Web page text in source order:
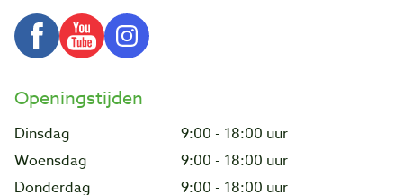
Openingstijden
Dinsdag
9:00 - 18:00 uur
Woensdag
9:00 - 18:00 uur
Donderdag
9:00 - 18:00 uur